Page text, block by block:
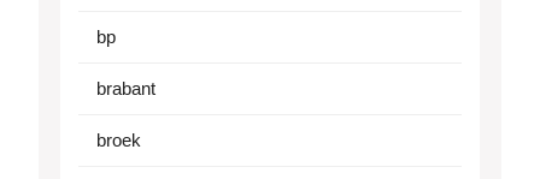
bp
brabant
broek